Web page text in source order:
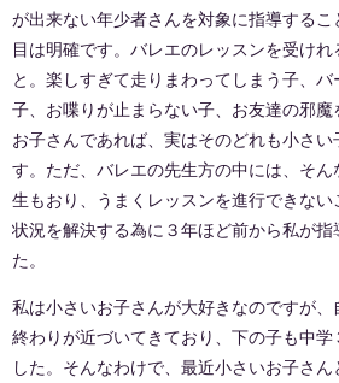
が出来ない年少者さんを対象に指導する
目は明確です。バレエのレッスンを受けれ
と。楽しすぎて走りまわってしまう子、バ
子、お喋りが止まらない子、お友達の邪
お子さんであれば、実はそのどれも小さ
す。ただ、バレエの先生方の中には、そ
生もおり、うまくレッスンを進行できな
状況を解決する為に３年ほど前から私が指
た。
私は小さいお子さんが大好きなのですが
終わりが近づいてきており、下の子も中学
した。そんなわけで、最近小さいお子さ